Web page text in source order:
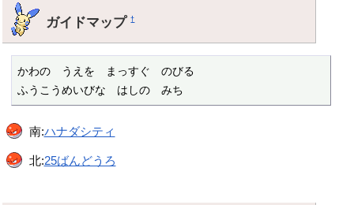
ガイドマップ†
かわの　うえを　まっすぐ　のびる
ふうこうめいびな　はしの　みち
南:ハナダシティ
北:25ばんどうろ